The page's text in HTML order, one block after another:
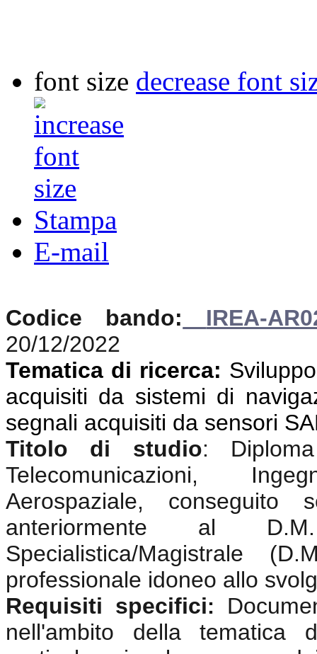
font size decrease font
Stampa
E-mail
Codice bando:
IREA-
20/12/2022
Tematica di ricerca:
acquisiti da sistemi di
segnali acquisiti da sensori
Titolo di studio:
Telecomunicazioni,
Aerospaziale,
anteriormente al
Specialistica/Magistrale
professionale idoneo allo
Requisiti specifici:
nell'ambito della